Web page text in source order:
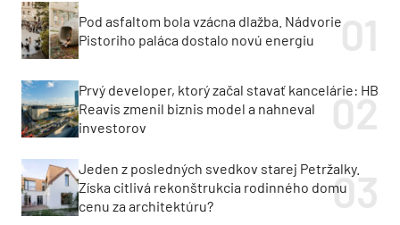
Pod asfaltom bola vzácna dlažba. Nádvorie
Pistoriho paláca dostalo novú energiu
Prvý developer, ktorý začal stavať kancelárie: HB
Reavis zmenil biznis model a nahneval
investorov
Jeden z posledných svedkov starej Petržalky.
Získa citlivá rekonštrukcia rodinného domu
cenu za architektúru?